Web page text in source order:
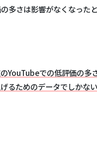
多さは影響がなくなった
YouTubeでの低評価の多
るためのデータでしかな